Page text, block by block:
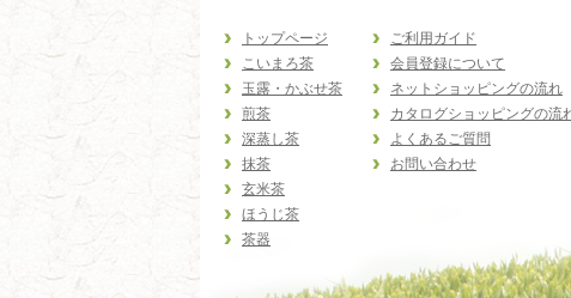
トップページ
こいまろ茶
玉露・かぶせ茶
煎茶
深蒸し茶
抹茶
玄米茶
ほうじ茶
茶器
ご利用ガイド
会員登録について
ネットショッピングの流れ
カタログショッピングの流
よくあるご質問
お問い合わせ